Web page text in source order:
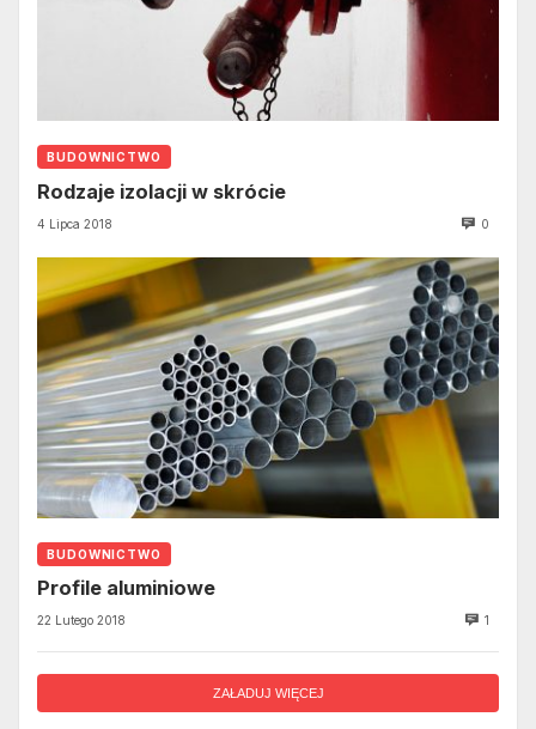
BUDOWNICTWO
Rodzaje izolacji w skrócie
4 Lipca 2018 0
BUDOWNICTWO
Profile aluminiowe
22 Lutego 2018 1
ZAŁADUJ WIĘCEJ